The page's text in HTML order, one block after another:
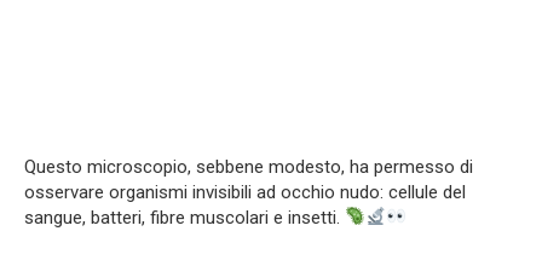
Questo microscopio, sebbene modesto, ha permesso di
osservare organismi invisibili ad occhio nudo: cellule del
sangue, batteri, fibre muscolari e insetti.